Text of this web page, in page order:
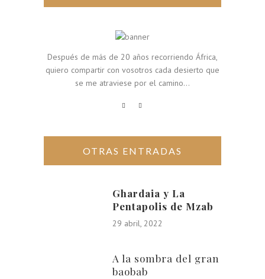
Después de más de 20 años recorriendo África,
quiero compartir con vosotros cada desierto que
se me atraviese por el camino...
OTRAS ENTRADAS
Ghardaia y La
Pentapolis de Mzab
29 abril, 2022
A la sombra del gran
baobab